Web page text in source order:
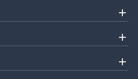
add
add
add